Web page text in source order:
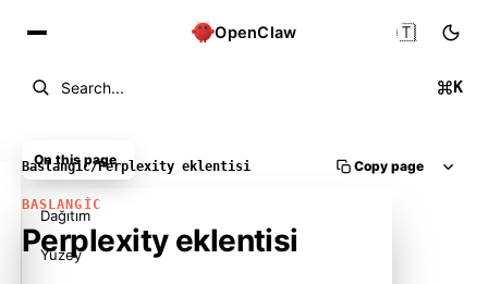
OpenClaw
Search... K
🇹🇷
Baslangic/Perplexity eklentisi Copy page
BASLANGIC
Perplexity eklentisi
On this page
Dağıtım
Yüzey